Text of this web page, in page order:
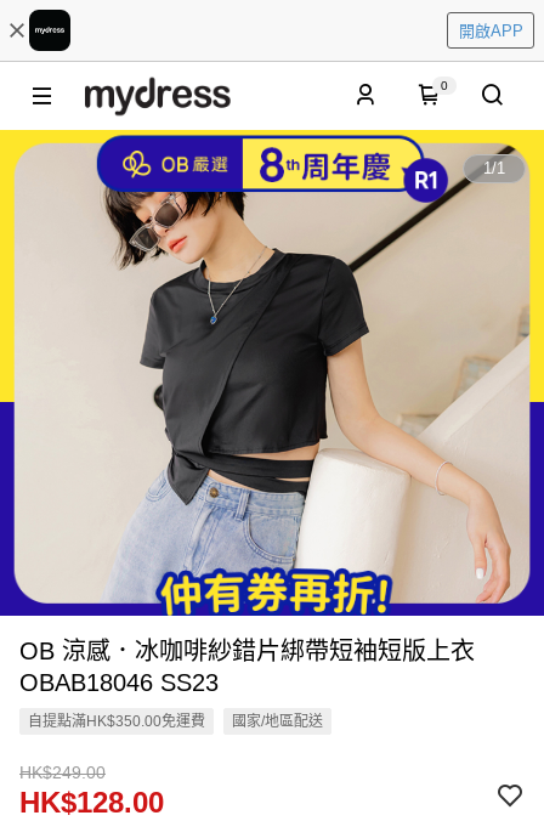
開啟APP
0
1/1
OB 涼感．冰咖啡紗錯片綁帶短袖短版上衣
OBAB18046 SS23
自提點滿HK$350.00免運費 國家/地區配送
HK$249.00
HK$128.00